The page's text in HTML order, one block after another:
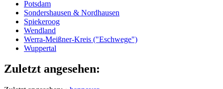
Potsdam
Sondershausen & Nordhausen
Spiekeroog
Wendland
Werra-Meißner-Kreis ("Eschwege")
Wuppertal
Zuletzt angesehen: